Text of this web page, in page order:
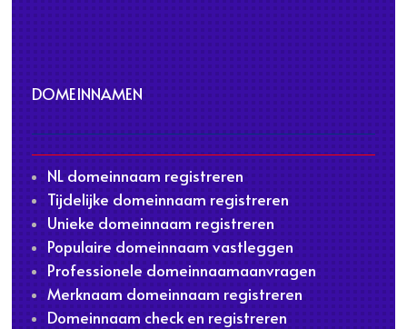
DOMEINNAMEN
NL domeinnaam registreren
Tijdelijke domeinnaam registreren
Unieke domeinnaam registreren
Populaire domeinnaam vastleggen
Professionele domeinnaamaanvragen
Merknaam domeinnaam registreren
Domeinnaam check en registreren